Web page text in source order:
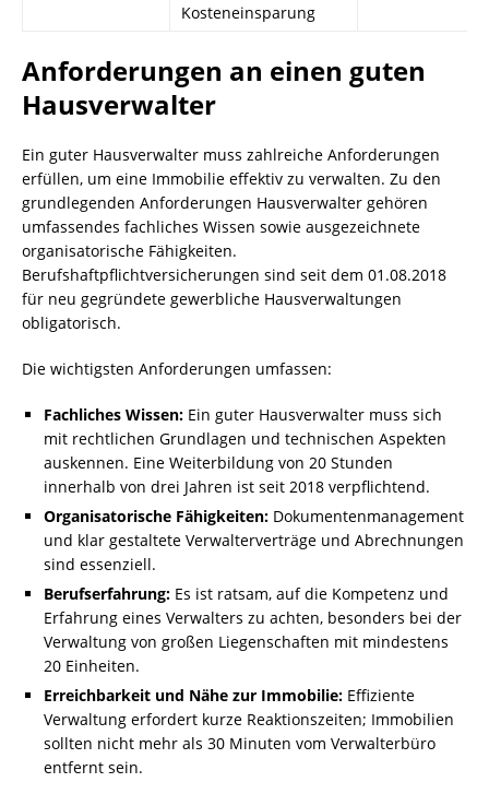
Kosteneinsparung
Anforderungen an einen guten
Hausverwalter
Ein guter Hausverwalter muss zahlreiche Anforderungen
erfüllen, um eine Immobilie effektiv zu verwalten. Zu den
grundlegenden Anforderungen Hausverwalter gehören
umfassendes fachliches Wissen sowie ausgezeichnete
organisatorische Fähigkeiten.
Berufshaftpflichtversicherungen sind seit dem 01.08.2018
für neu gegründete gewerbliche Hausverwaltungen
obligatorisch.
Die wichtigsten Anforderungen umfassen:
Fachliches Wissen: Ein guter Hausverwalter muss sich
mit rechtlichen Grundlagen und technischen Aspekten
auskennen. Eine Weiterbildung von 20 Stunden
innerhalb von drei Jahren ist seit 2018 verpflichtend.
Organisatorische Fähigkeiten: Dokumentenmanagement
und klar gestaltete Verwalterverträge und Abrechnungen
sind essenziell.
Berufserfahrung: Es ist ratsam, auf die Kompetenz und
Erfahrung eines Verwalters zu achten, besonders bei der
Verwaltung von großen Liegenschaften mit mindestens
20 Einheiten.
Erreichbarkeit und Nähe zur Immobilie: Effiziente
Verwaltung erfordert kurze Reaktionszeiten; Immobilien
sollten nicht mehr als 30 Minuten vom Verwalterbüro
entfernt sein.